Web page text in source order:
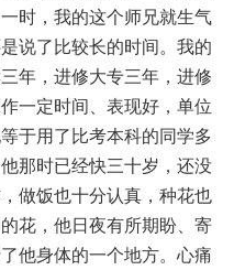
时，我的这个师兄就生气
说了比较长的时间。我的
年，进修大专三年，进修
一定时间、表现好，单位
于用了比考本科的同学多
那时已经快三十岁，还没
做饭也十分认真，种花也
花，他日夜有所期盼、寄
他身体的一个地方。心痛